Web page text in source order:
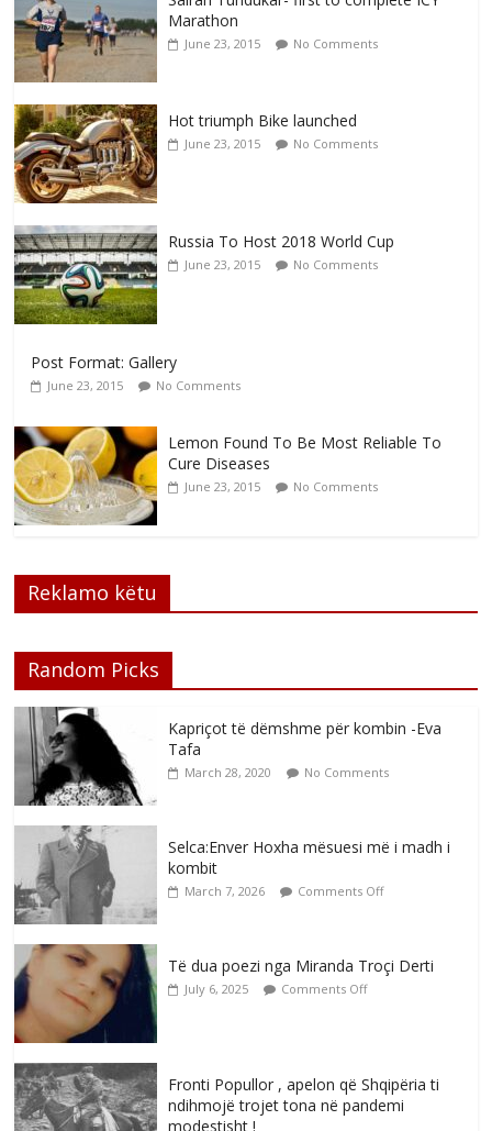
Marathon
June 23, 2015 No Comments
Hot triumph Bike launched
June 23, 2015 No Comments
Russia To Host 2018 World Cup
June 23, 2015 No Comments
Post Format: Gallery
June 23, 2015 No Comments
Lemon Found To Be Most Reliable To
Cure Diseases
June 23, 2015 No Comments
Reklamo këtu
Random Picks
Kapriçot të dëmshme për kombin -Eva
Tafa
March 28, 2020 No Comments
Selca:Enver Hoxha mësuesi më i madh i
kombit
March 7, 2026 Comments Off
Të dua poezi nga Miranda Troçi Derti
July 6, 2025 Comments Off
Fronti Popullor , apelon që Shqipëria ti
ndihmojë trojet tona në pandemi
modestisht !